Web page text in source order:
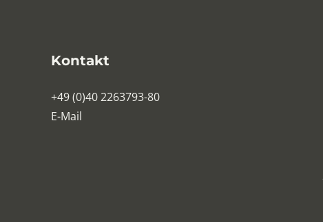
Kontakt
+49 (0)40 2263793-80
E-Mail